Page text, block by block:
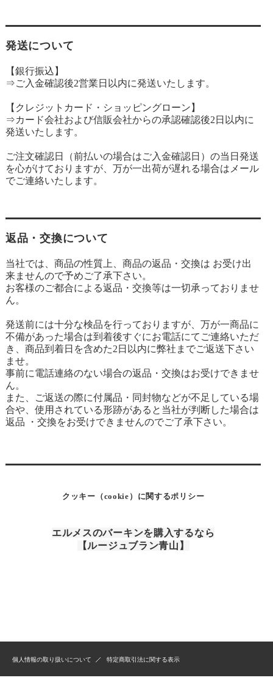
発送について
【銀行振込】
⇒ご入金確認後2営業日以内に発送いたします。
【クレジットカード・ショッピングローン】
⇒カード会社および信販会社からの承認確認後2日以内に
発送いたします。
ご注文確認日（前払いの場合はご入金確認日）の当日発送
を心がけておりますが、万が一出荷が遅れる場合はメール
でご連絡いたします。
返品・交換について
当社では、商品の性質上、商品の返品・交換は お受け出
来ませんので予めご了承下さい。
お客様のご都合による返品・交換等は一切承っておりませ
ん。
発送前には十分な検品を行っておりますが、万が一商品に
不備があった場合は到着後すぐにお電話にてご連絡いただ
き、商品到着日を含めた2日以内に弊社までご返送下さい
ませ。
事前に電話連絡のない場合の返品・交換はお受けできませ
ん。
また、ご返送の際に付属品・同封物などが不足している場
合や、使用されている形跡があると当社が判断した場合は
返品 ・交換をお受けできませんのでご了承下さい。
クッキー（cookie）に関するポリシー
エルメスのバーキンを購入するなら
【ルージュブラン青山】
個人情報の取り扱いについて 特定商取引法に関する表示